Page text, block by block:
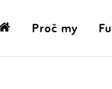
DomovskáProč my